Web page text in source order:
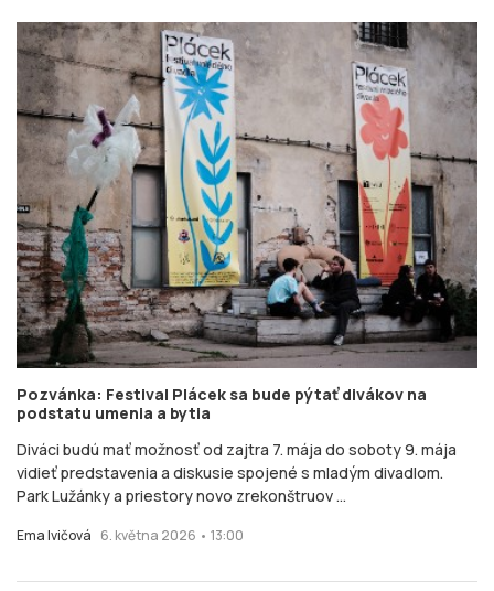
Pozvánka: Festival Plácek sa bude pýtať divákov na
podstatu umenia a bytia
Diváci budú mať možnosť od zajtra 7. mája do soboty 9. mája
vidieť predstavenia a diskusie spojené s mladým divadlom.
Park Lužánky a priestory novo zrekonštruov ...
Ema Ivičová 6. května 2026 • 13:00